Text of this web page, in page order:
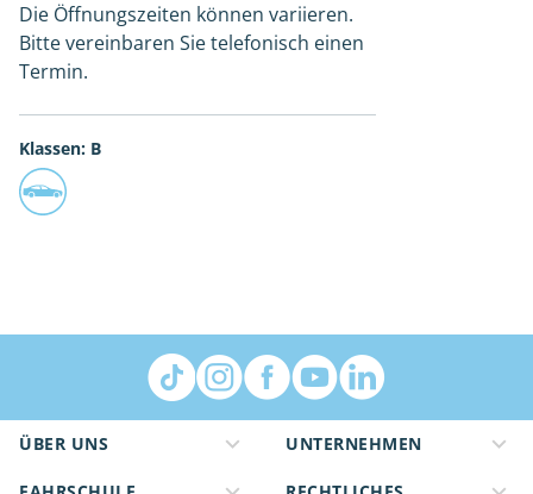
Die Öffnungszeiten können variieren.
Bitte vereinbaren Sie telefonisch einen
Termin.
Klassen: B
ÜBER UNS UNTERNEHMEN